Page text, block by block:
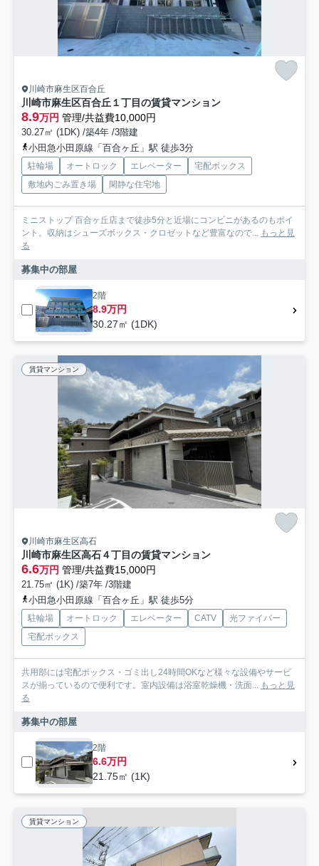
川崎市麻生区百合丘
川崎市麻生区百合丘１丁目の賃貸マンション
8.9万円 管理/共益費10,000円
30.27㎡ (1DK) /築4年 /3階建
小田急小田原線「百合ヶ丘」駅 徒歩3分
駐輪場 オートロック エレベーター
宅配ボックス
敷地内ごみ置き場
閑静な住宅地
ミニストップ 百合ヶ丘店まで徒歩5分と近場にコンビニがあるのもポイ
ント。収納はシューズボックス・クロゼットなど豊富なので...
もっと見
る
募集中の部屋
2階
8.9万円
30.27㎡ (1DK)
賃貸マンション
川崎市麻生区高石
川崎市麻生区高石４丁目の賃貸マンション
6.6万円 管理/共益費15,000円
21.75㎡ (1K) /築7年 /3階建
小田急小田原線「百合ヶ丘」駅 徒歩5分
駐輪場 オートロック エレベーター CATV
光ファイバー
宅配ボックス
共用部には宅配ボックス・ゴミ出し24時間OKなど様々な設備やサービ
スが揃っているので便利です。室内設備は浴室乾燥機・洗面...
もっと見
る
募集中の部屋
2階
6.6万円
21.75㎡ (1K)
賃貸マンション